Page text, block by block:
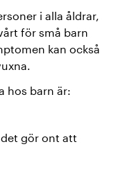
i alla åldrar,
för små barn
kan också
hos barn är:
gör ont att